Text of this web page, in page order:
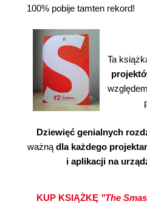
100% pobije tamten rekord!
Ta
Dziewięć genialnych
ważną dla każdego
i aplikacji na
KUP KSIĄŻKĘ "The